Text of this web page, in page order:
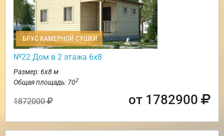
БРУС КАМЕРНОЙ СУШКИ
№22 Дом в 2 этажа 6х8
Размер: 6х8 м
Общая площадь: 702
1872000 от 1782900